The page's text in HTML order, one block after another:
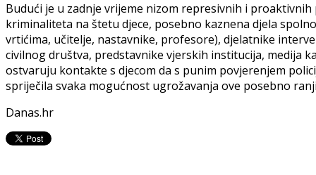
Budući je u zadnje vrijeme nizom represivnih i
kriminaliteta na štetu djece, posebno kaznena djela
vrtićima, učitelje, nastavnike, profesore), djelatnike
civilnog društva, predstavnike vjerskih institucija, medija
ostvaruju kontakte s djecom da s punim povjerenjem
spriječila svaka mogućnost ugrožavanja ove posebno
Danas.hr